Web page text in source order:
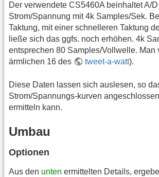
Der verwendete CS5460A beinhaltet A/
Strom/Spannung mit 4k Samples/Sek.
Taktung, mit einer schnelleren Taktung
ließe sich das ggfs. noch erhöhen. 4k
entsprechen 80 Samples/Vollwelle. Man
ärmlichen 16 des
tweet-a-watt).
Diese Daten lassen sich auslesen, so
Strom/Spannungs-kurven
ermitteln kann.
Umbau
Optionen
Aus den unten ermittelten Details,